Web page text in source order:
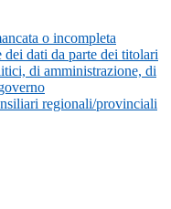
o incompleta
dei dati da parte dei titolari
di amministrazione, di
regionali/provinciali